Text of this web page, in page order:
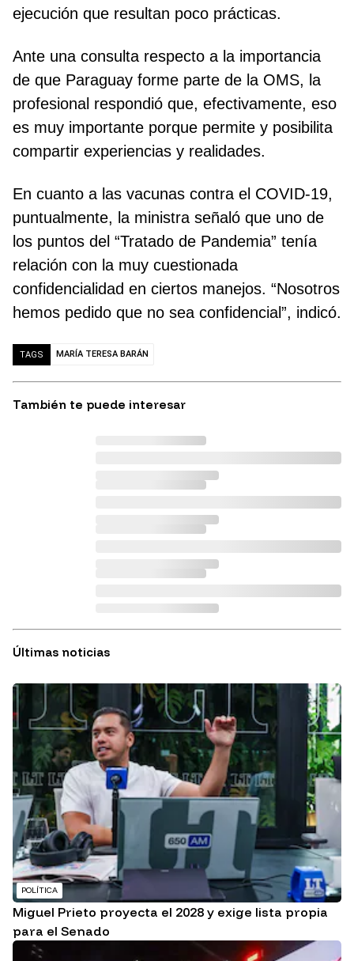
ejecución que resultan poco prácticas.
Ante una consulta respecto a la importancia
de que Paraguay forme parte de la OMS, la
profesional respondió que, efectivamente, eso
es muy importante porque permite y posibilita
compartir experiencias y realidades.
En cuanto a las vacunas contra el COVID-19,
puntualmente, la ministra señaló que uno de
los puntos del “Tratado de Pandemia” tenía
relación con la muy cuestionada
confidencialidad en ciertos manejos. “Nosotros
hemos pedido que no sea confidencial”, indicó.
TAGS MARÍA TERESA BARÁN
También te puede interesar
Últimas noticias
POLÍTICA
Miguel Prieto proyecta el 2028 y exige lista propia
para el Senado